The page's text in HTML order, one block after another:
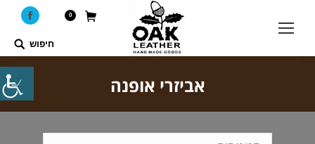
0
Search:
חיפוש
אביזרי אופנה